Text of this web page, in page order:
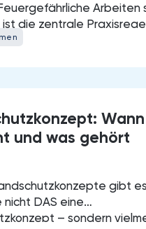
Arbeiten
ist die zentrale
und was gehört
gibt
DAS eine
– sondern